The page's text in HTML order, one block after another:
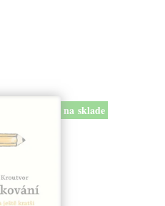
na sklade